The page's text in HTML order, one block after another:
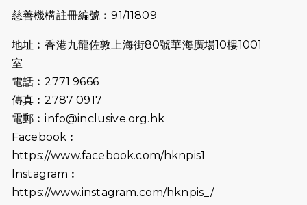
聾人跑友黃志輝(Jeff)和鄭子健
2024-10-22
跑體驗
2024-10-01
萬人參加 邀視障、聽障人士入場
慈善機構註冊編號︰91/11809
地址︰香港九龍佐敦上海街80號華海廣場10樓1001
室
電話︰2771 9666
傳真︰2787 0917
電郵︰info@inclusive.org.hk
Facebook︰
https://www.facebook.com/hknpis1
Instagram︰
https://www.instagram.com/hknpis_/